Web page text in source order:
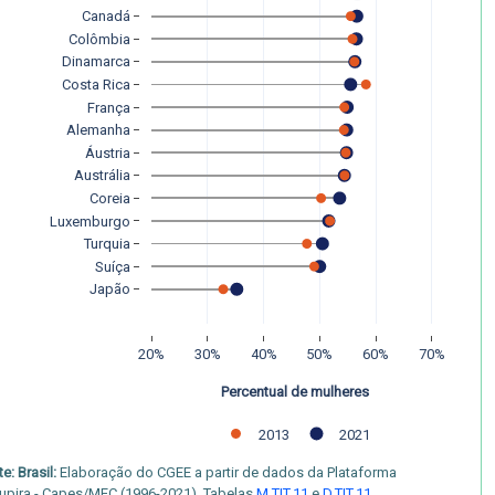
20% 30% 40% 50% 60% 70%
Japão
Suíça
Turquia
Luxemburgo
Coreia
Austrália
Áustria
Alemanha
França
Costa Rica
Dinamarca
Colômbia
Canadá
2013 2021
Percentual de mulheres
Brasil:Elaboração do CGEE a partir de dados da Plataforma